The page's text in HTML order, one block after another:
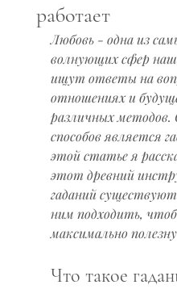
работает
Любовь - одна из
волнующих сфер
ищут ответы на
отношениях и
различных
способов является
этой статье я
этот древний
гаданий
ним подходить,
максимально
Что такое